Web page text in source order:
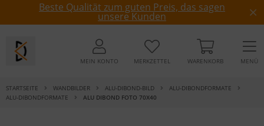
Beste Qualität zum guten Preis, das sagen
unsere Kunden
MEIN KONTO MERKZETTEL WARENKORB MENÜ
STARTSEITE WANDBILDER ALU-DIBOND-BILD
ALU-DIBONDFORMATE
ALU-DIBONDFORMATE
ALU DIBOND FOTO 70X40